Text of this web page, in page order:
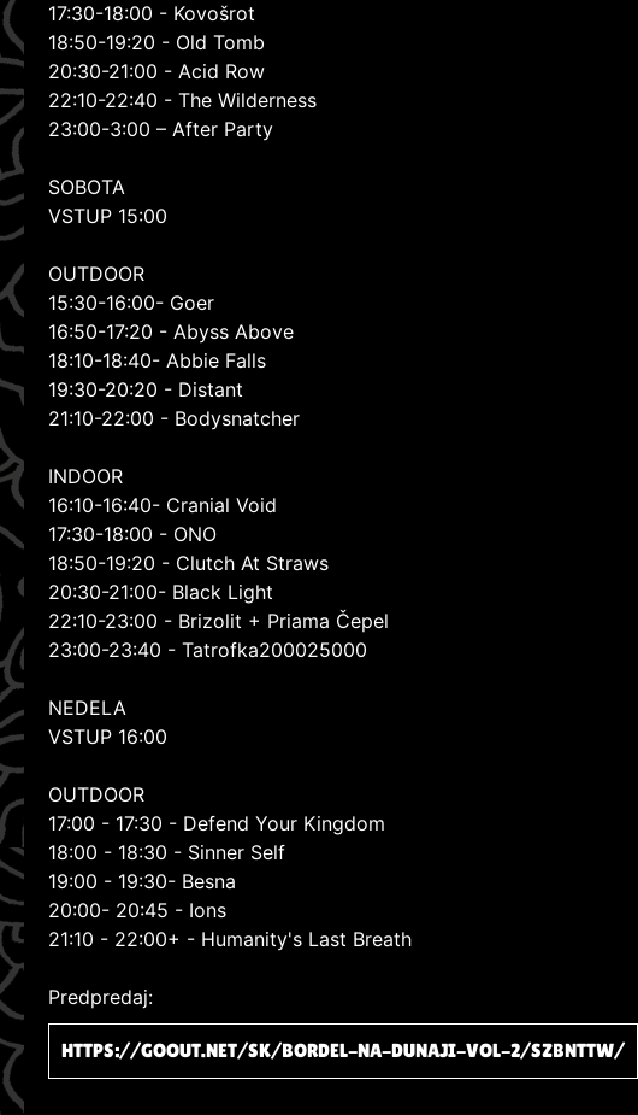
17:30-18:00 - Kovošrot
18:50-19:20 - Old Tomb
20:30-21:00 - Acid Row
22:10-22:40 - The Wilderness
23:00-3:00 – After Party
SOBOTA
VSTUP 15:00
OUTDOOR
15:30-16:00- Goer
16:50-17:20 - Abyss Above
18:10-18:40- Abbie Falls
19:30-20:20 - Distant
21:10-22:00 - Bodysnatcher
INDOOR
16:10-16:40- Cranial Void
17:30-18:00 - ONO
18:50-19:20 - Clutch At Straws
20:30-21:00- Black Light
22:10-23:00 - Brizolit + Priama Čepel
23:00-23:40 - Tatrofka200025000
NEDELA
VSTUP 16:00
OUTDOOR
17:00 - 17:30 - Defend Your Kingdom
18:00 - 18:30 - Sinner Self
19:00 - 19:30- Besna
20:00- 20:45 - Ions
21:10 - 22:00+ - Humanity's Last Breath
Predpredaj:
HTTPS://GOOUT.NET/SK/BORDEL-NA-DUNAJI-VOL-2/SZBNTTW/